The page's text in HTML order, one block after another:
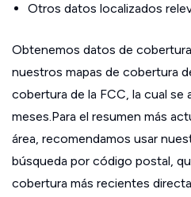
Otros datos localizados
Obtenemos datos de
nuestros mapas de cobertura
cobertura de la FCC, la cual se
meses.Para el resumen más
área, recomendamos usar
búsqueda por código postal,
cobertura más recientes